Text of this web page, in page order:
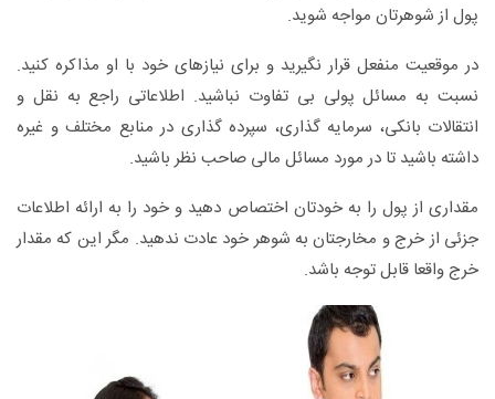
پول از شوهرتان مواجه شوید.
در موقعیت منفعل قرار نگیرید و برای نیازهای خود با او مذاکره کنید.
نسبت به مسائل پولی بی تفاوت نباشید. اطلاعاتی راجع به نقل و
انتقالات بانکی، سرمایه گذاری، سپرده گذاری در منابع مختلف و غیره
داشته باشید تا در مورد مسائل مالی صاحب نظر باشید.
مقداری از پول را به خودتان اختصاص دهید و خود را به ارائه اطلاعات
جزئی از خرج و مخارجتان به شوهر خود عادت ندهید. مگر این که مقدار
خرج واقعا قابل توجه باشد.